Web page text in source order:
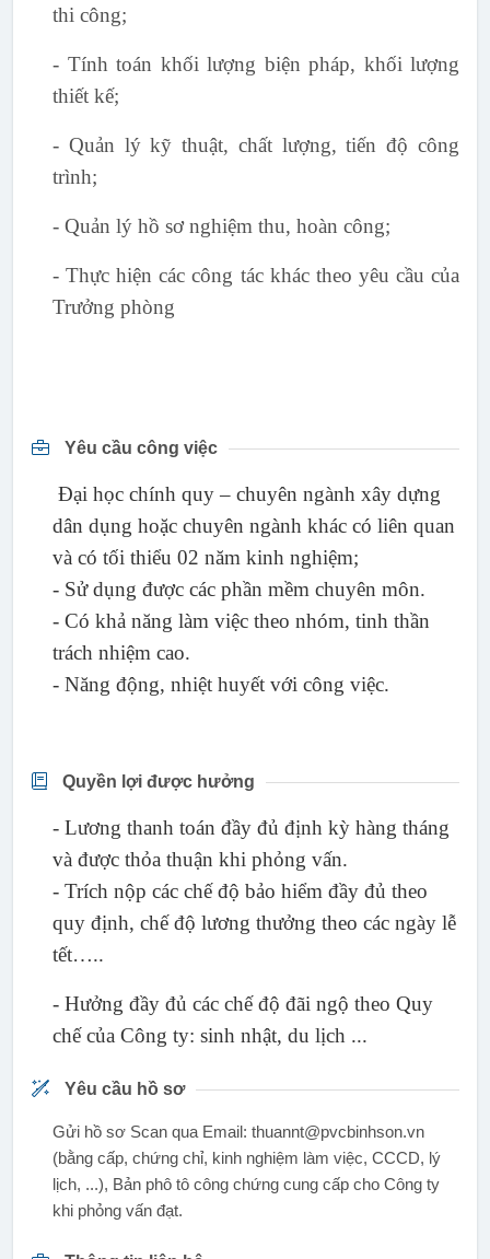
thi công;
- Tính toán khối lượng biện pháp, khối lượng
thiết kế;
- Quản lý kỹ thuật, chất lượng, tiến độ công
trình;
- Quản lý hồ sơ nghiệm thu, hoàn công;
- Thực hiện các công tác khác theo yêu cầu của
Trưởng phòng
Yêu cầu công việc
Đại học chính quy – chuyên ngành xây dựng
dân dụng hoặc chuyên ngành khác có liên quan
và có tối thiểu 02 năm kinh nghiệm;
- Sử dụng được các phần mềm chuyên môn.
- Có khả năng làm việc theo nhóm, tinh thần
trách nhiệm cao.
- Năng động, nhiệt huyết với công việc.
Quyền lợi được hưởng
- Lương thanh toán đầy đủ định kỳ hàng tháng
và được thỏa thuận khi phỏng vấn.
- Trích nộp các chế độ bảo hiểm đầy đủ theo
quy định, chế độ lương thưởng theo các ngày lễ
tết…..
- Hưởng đầy đủ các chế độ đãi ngộ theo Quy
chế của Công ty: sinh nhật, du lịch ...
Yêu cầu hồ sơ
Gửi hồ sơ Scan qua Email: thuannt@pvcbinhson.vn
(bằng cấp, chứng chỉ, kinh nghiệm làm việc, CCCD, lý
lịch, ...), Bản phô tô công chứng cung cấp cho Công ty
khi phỏng vấn đạt.